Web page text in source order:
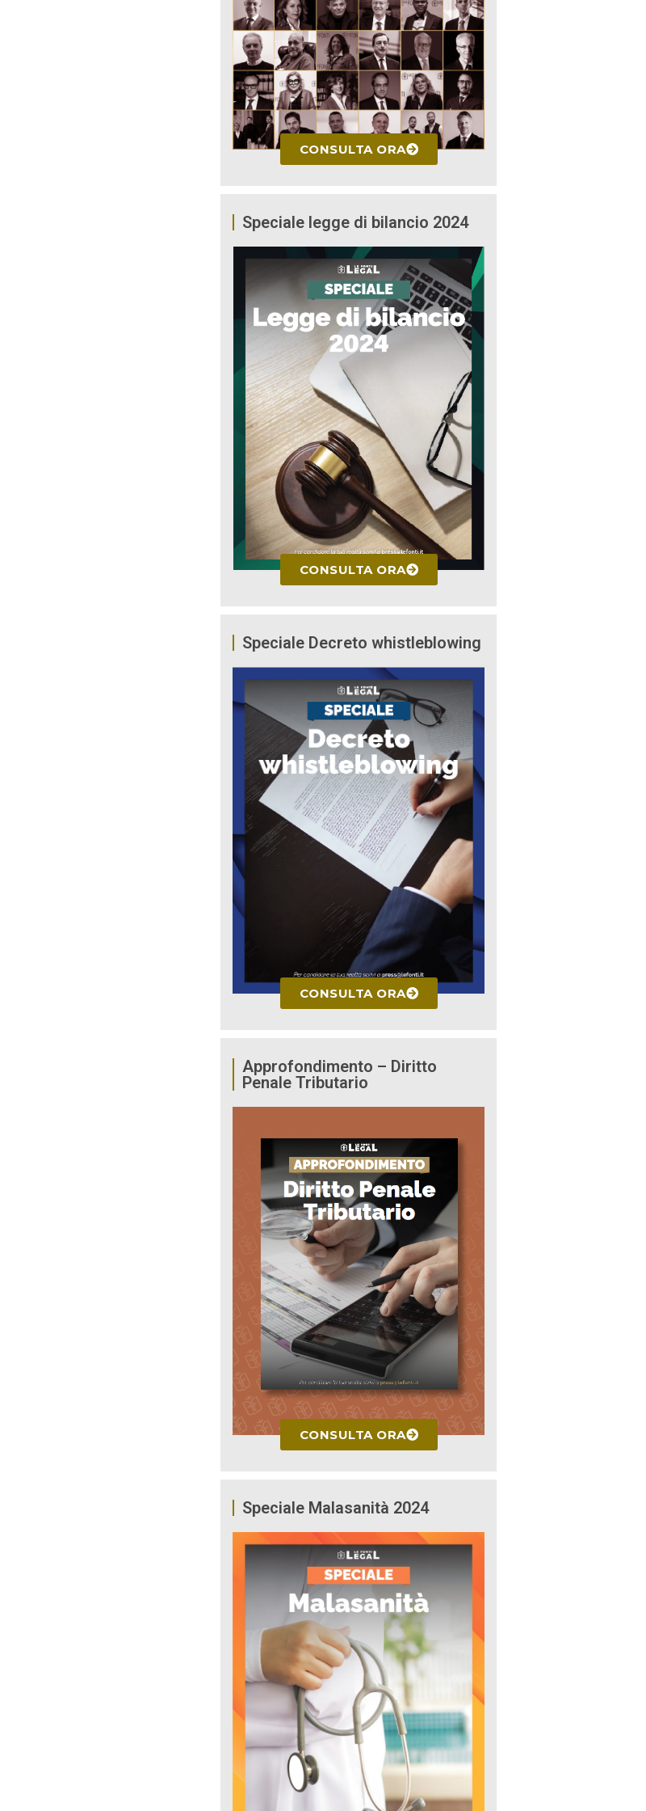
CONSULTA ORA
Speciale legge di bilancio 2024
CONSULTA ORA
Speciale Decreto whistleblowing
CONSULTA ORA
Approfondimento – Diritto
Penale Tributario
CONSULTA ORA
Speciale Malasanità 2024